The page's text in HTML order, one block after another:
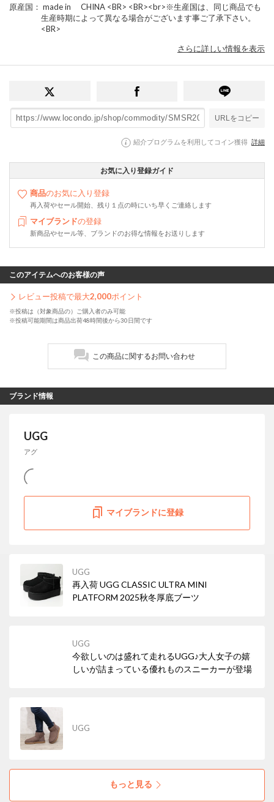
原産国 ： made in CHINA <BR> <BR><br>※生産国は、同じ商品でも
生産時期によって異なる場合がございます事ご了承下さい。
<BR>
さらに詳しい情報を表示
URLをコピー
紹介プログラムを利用してコイン獲得 詳細
お気に入り登録ガイド
商品のお気に入り登録
再入荷やセール開始、残り１点の時にいち早くご連絡します
マイブランドの登録
新商品やセール等、ブランドのお得な情報をお送りします
このアイテムへのお客様の声
レビュー投稿で最大2,000ポイント
※投稿は（対象商品の）ご購入者のみ可能
※投稿可能期間は商品出荷48時間後から30日間です
この商品に関するお問い合わせ
ブランド情報
UGG
アグ
マイブランドに登録
UGG
再入荷 UGG CLASSIC ULTRA MINI
PLATFORM 2025秋冬厚底ブーツ
UGG
今欲しいのは盛れて走れるUGG♪大人女子の嬉
しいが詰まっている優れものスニーカーが登場
UGG
もっと見る